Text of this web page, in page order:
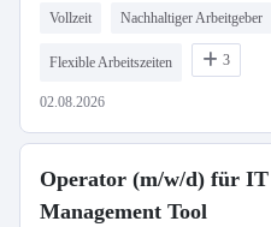
Vollzeit Nachhaltiger Arbeitgeber
Flexible Arbeitszeiten 3
02.08.2026
Operator (m/w/d) für IT
Management Tool